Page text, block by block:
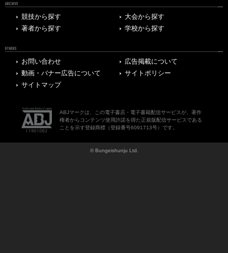
ARCHIVE
競技から探す
大会から探す
著者から探す
学校から探す
OTHERS
お問い合わせ
広告掲載について
動画・バナー広告について
サイトポリシー
サイトマップ
ABJマークは、この電子書店・電子書籍配信サービスが、著作
権者からコンテンツ使用許諾を得た正規版配信サービスである
ことを示す登録商標（登録番号6091713号）です。
© Bungeishunju Ltd.